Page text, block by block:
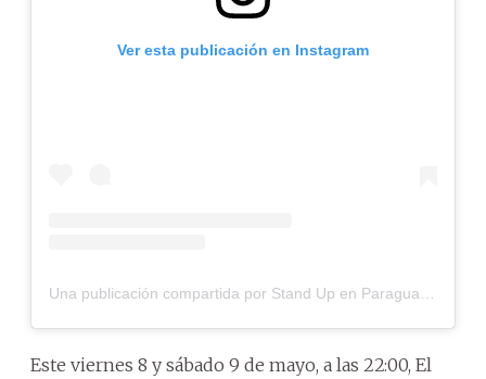
Ver esta publicación en Instagram
Este viernes 8 y sábado 9 de mayo, a las 22:00, El